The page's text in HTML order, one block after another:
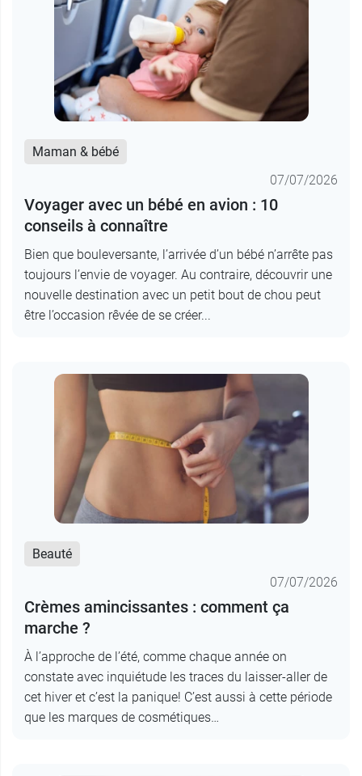
Maman & bébé
07/07/2026
Voyager avec un bébé en avion : 10
conseils à connaître
Bien que bouleversante, l’arrivée d’un bébé n’arrête pas
toujours l’envie de voyager. Au contraire, découvrir une
nouvelle destination avec un petit bout de chou peut
être l’occasion rêvée de se créer...
Beauté
07/07/2026
Crèmes amincissantes : comment ça
marche ?
À l’approche de l’été, comme chaque année on
constate avec inquiétude les traces du laisser-aller de
cet hiver et c’est la panique! C’est aussi à cette période
que les marques de cosmétiques…